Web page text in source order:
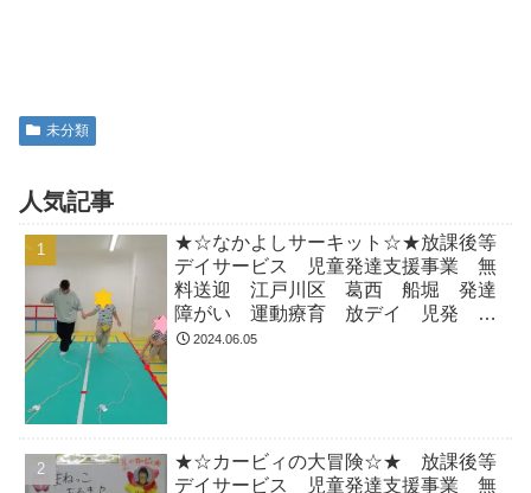
未分類
人気記事
★☆なかよしサーキット☆★放課後等
デイサービス 児童発達支援事業 無
料送迎 江戸川区 葛西 船堀 発達
障がい 運動療育 放デイ 児発
ADHD 自閉症
2024.06.05
★☆カービィの大冒険☆★ 放課後等
デイサービス 児童発達支援事業 無